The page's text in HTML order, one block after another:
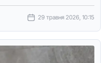
29 травня 2026, 10:15